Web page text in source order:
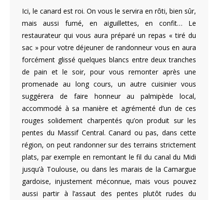
Ici, le canard est roi. On vous le servira en rôti, bien sûr,
mais aussi fumé, en aiguillettes, en confit… Le
restaurateur qui vous aura préparé un repas « tiré du
sac » pour votre déjeuner de randonneur vous en aura
forcément glissé quelques blancs entre deux tranches
de pain et le soir, pour vous remonter après une
promenade au long cours, un autre cuisinier vous
suggérera de faire honneur au palmipède local,
accommodé à sa manière et agrémenté d’un de ces
rouges solidement charpentés qu’on produit sur les
pentes du Massif Central. Canard ou pas, dans cette
région, on peut randonner sur des terrains strictement
plats, par exemple en remontant le fil du canal du Midi
jusqu’à Toulouse, ou dans les marais de la Camargue
gardoise, injustement méconnue, mais vous pouvez
aussi partir à l’assaut des pentes plutôt rudes du